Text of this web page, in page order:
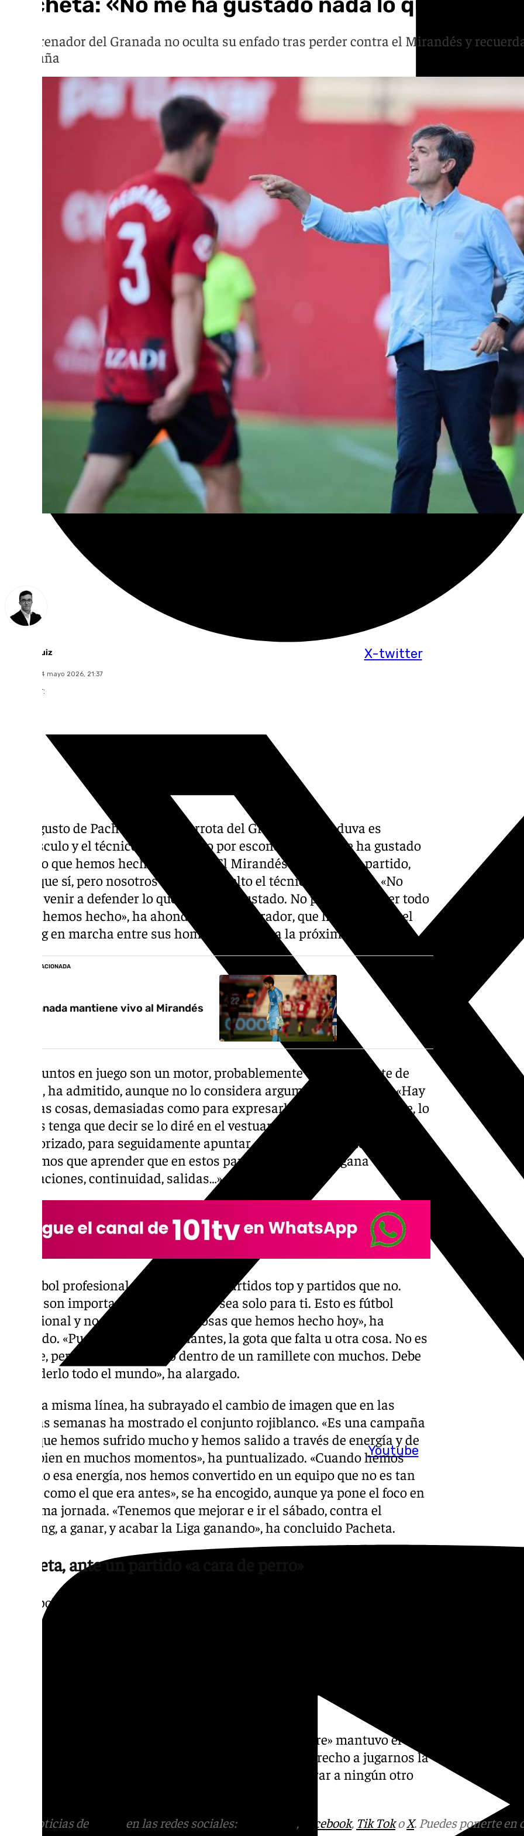
X-twitter
Youtube
El entrenador del Granada no oculta su enfado tras perder contra el Mirandés y
campaña
Chema Ruiz
domingo, 24 mayo 2026, 21:37
Compartir:
El disgusto de Pacheta tras la derrota del Granada en Anduva es
mayúsculo y el técnico no ha hecho por esconderlo. «No me ha gustado
nada lo que hemos hecho nosotros. El Mirandés ha hecho su partido,
claro que sí, pero nosotros no», ha resuelto el técnico rojiblanco. «No
puedo venir a defender lo que no me ha gustado. No podemos hacer todo
lo que hemos hecho», ha ahondado el preparador, que ha recordado el
casting en marcha entre sus hombres de cara a la próxima temporada.
NOTICIA RELACIONADA
El Granada mantiene vivo al Mirandés
«Los puntos en juego son un motor, probablemente el más potente de
todos», ha admitido, aunque no lo considera argumento suficiente. «Hay
muchas cosas, demasiadas como para expresarlas aquí. Seguramente, lo
que les tenga que decir se lo diré en el vestuario, en privado», ha
exteriorizado, para seguidamente apuntar a esa audición interna.
«Tenemos que aprender que en estos partidos la gente se gana
renovaciones, continuidad, salidas…», ha planteado.
«El fútbol profesional no entiende de partidos top y partidos que no.
Todos son importantísimos, aunque sea solo para ti. Esto es fútbol
profesional y no podemos hacer cosas que hemos hecho hoy», ha
insistido. «Pueden ser determinantes, la gota que falta u otra cosa. No es
la base, pero este es un palito dentro de un ramillete con muchos. Debe
entenderlo todo el mundo», ha alargado.
En esta misma línea, ha subrayado el cambio de imagen que en las
últimas semanas ha mostrado el conjunto rojiblanco. «Es una campaña
en la que hemos sufrido mucho y hemos salido a través de energía y de
jugar bien en muchos momentos», ha puntualizado. «Cuando hemos
perdido esa energía, nos hemos convertido en un equipo que no es tan
bueno como el que era antes», se ha encogido, aunque ya pone el foco en
la última jornada. «Tenemos que mejorar e ir el sábado, contra el
Sporting, a ganar, y acabar la Liga ganando», ha concluido Pacheta.
Muneta, ante un partido «a cara de perro»
En el polo opuesto de la escala de satisfacción se encontraba Muneta,
que ahora tiene en su mano salvar a un Mirandés que, por momentos,
El entrenador del Mirandés ha recordado que «siempre» mantuvo el
mensaje «de creer y seguir». «Nos hemos ganado el derecho a jugarnos la
salvación dependiendo de nosotros, sin tener que mirar a ningún otro
Más noticias de en las redes sociales: , Facebook, Tik TokoX. Puedes ponerte